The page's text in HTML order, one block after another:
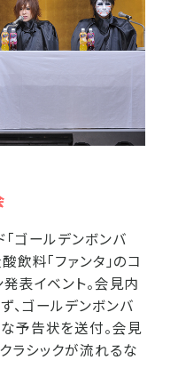
ゴールデンボンバ
飲料「ファンタ」のコ
表イベント。会見内
、ゴールデンボンバ
予告状を送付。会見
ラシックが流れるな